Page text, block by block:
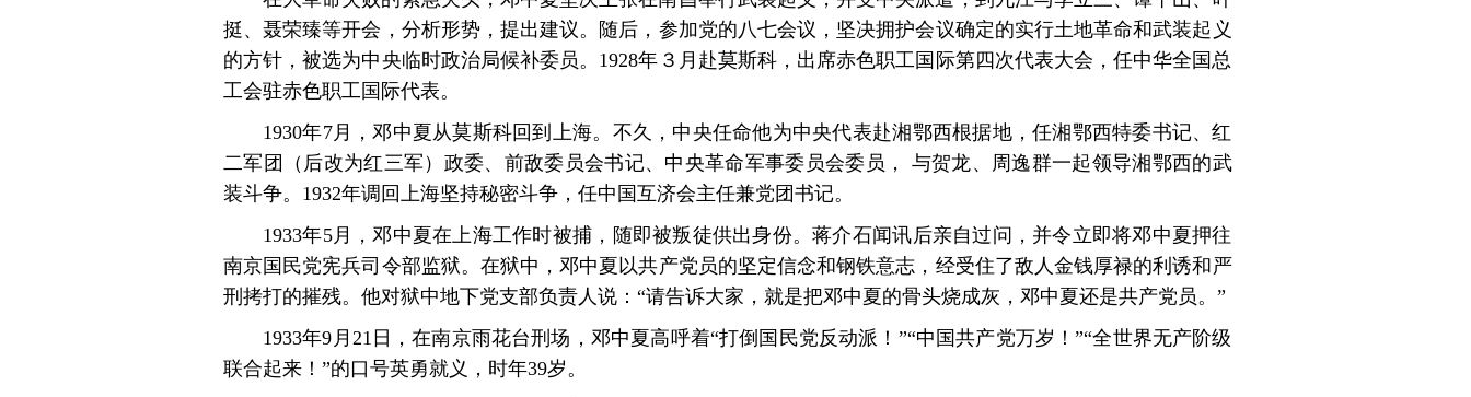
挺、聂荣臻等开会，分析形势，提出建议。随后，参加党的八七会议，坚决拥护会议确定的实行土地革命和武装起义
的方针，被选为中央临时政治局候补委员。1928年３月赴莫斯科，出席赤色职工国际第四次代表大会，任中华全国总
工会驻赤色职工国际代表。
1930年7月，邓中夏从莫斯科回到上海。不久，中央任命他为中央代表赴湘鄂西根据地，任湘鄂西特委书记、红
二军团（后改为红三军）政委、前敌委员会书记、中央革命军事委员会委员， 与贺龙、周逸群一起领导湘鄂西的武
装斗争。1932年调回上海坚持秘密斗争，任中国互济会主任兼党团书记。
1933年5月，邓中夏在上海工作时被捕，随即被叛徒供出身份。蒋介石闻讯后亲自过问，并令立即将邓中夏押往
南京国民党宪兵司令部监狱。在狱中，邓中夏以共产党员的坚定信念和钢铁意志，经受住了敌人金钱厚禄的利诱和严
刑拷打的摧残。他对狱中地下党支部负责人说：“请告诉大家，就是把邓中夏的骨头烧成灰，邓中夏还是共产党员。”
1933年9月21日，在南京雨花台刑场，邓中夏高呼着“打倒国民党反动派！”“中国共产党万岁！”“全世界无产阶级
联合起来！”的口号英勇就义，时年39岁。